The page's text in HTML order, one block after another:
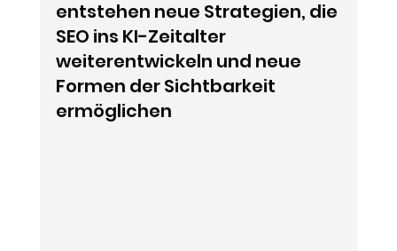
entstehen neue Strategien, die
SEO ins KI-Zeitalter
weiterentwickeln und neue
Formen der Sichtbarkeit
ermöglichen